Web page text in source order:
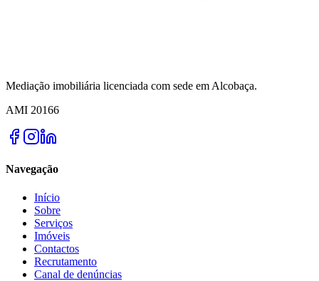
Mediação imobiliária licenciada com sede em Alcobaça.
AMI 20166
Navegação
Início
Sobre
Serviços
Imóveis
Contactos
Recrutamento
Canal de denúncias